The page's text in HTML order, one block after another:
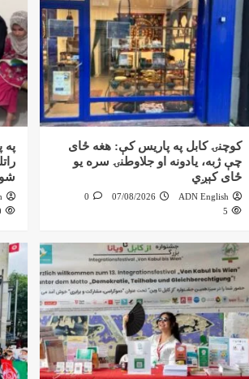
کوچنۍ کابل په پاریس کې: هغه ځای
چې ژبه، یادونه او جلاوطنۍ سره یو
ځای کېږي
ADN English
07/08/2026
0
5
په